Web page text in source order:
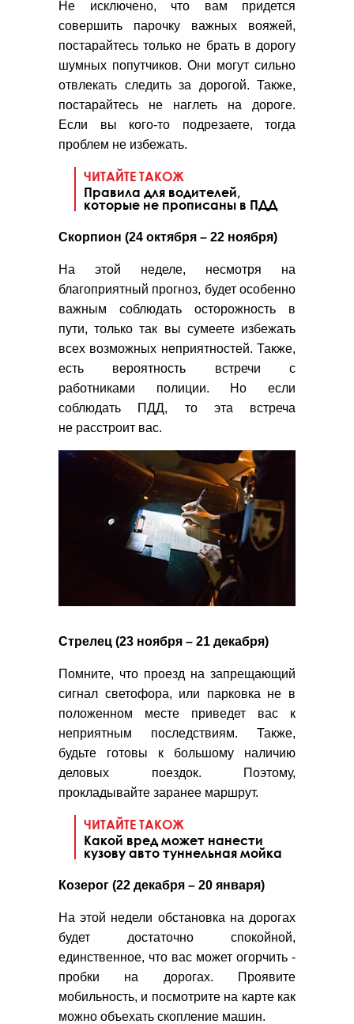
Не исключено, что вам придется
совершить парочку важных вояжей,
постарайтесь только не брать в дорогу
шумных попутчиков. Они могут сильно
отвлекать следить за дорогой. Также,
постарайтесь не наглеть на дороге.
Если вы кого-то подрезаете, тогда
проблем не избежать.
ЧИТАЙТЕ ТАКОЖ
Правила для водителей,
которые не прописаны в ПДД
Скорпион (24 октября – 22 ноября)
На этой неделе, несмотря на
благоприятный прогноз, будет особенно
важным соблюдать осторожность в
пути, только так вы сумеете избежать
всех возможных неприятностей. Также,
есть вероятность встречи с
работниками полиции. Но если
соблюдать ПДД, то эта встреча
не расстроит вас.
Стрелец (23 ноября – 21 декабря)
Помните, что проезд на запрещающий
сигнал светофора, или парковка не в
положенном месте приведет вас к
неприятным последствиям. Также,
будьте готовы к большому наличию
деловых поездок. Поэтому,
прокладывайте заранее маршрут.
ЧИТАЙТЕ ТАКОЖ
Какой вред может нанести
кузову авто туннельная мойка
Козерог (22 декабря – 20 января)
На этой недели обстановка на дорогах
будет достаточно спокойной,
единственное, что вас может огорчить -
пробки на дорогах. Проявите
мобильность, и посмотрите на карте как
можно объехать скопление машин.